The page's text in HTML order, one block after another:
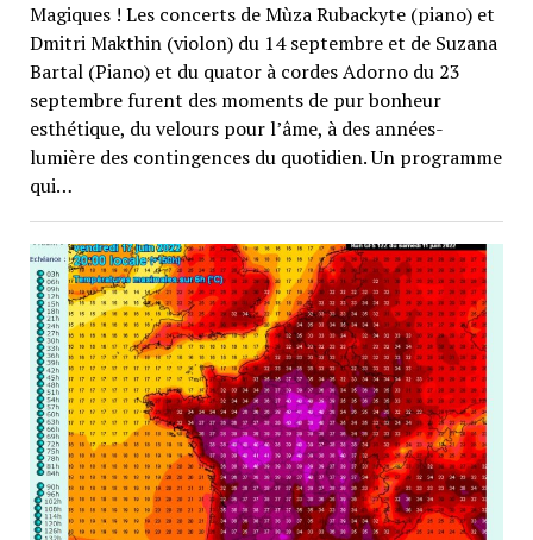
Magiques ! Les concerts de Mùza Rubackyte (piano) et
Dmitri Makthin (violon) du 14 septembre et de Suzana
Bartal (Piano) et du quator à cordes Adorno du 23
septembre furent des moments de pur bonheur
esthétique, du velours pour l’âme, à des années-
lumière des contingences du quotidien. Un programme
qui…